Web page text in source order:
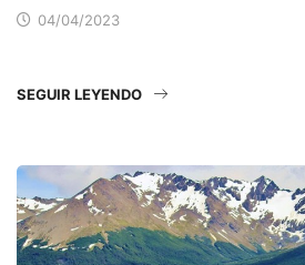
04/04/2023
SEGUIR LEYENDO